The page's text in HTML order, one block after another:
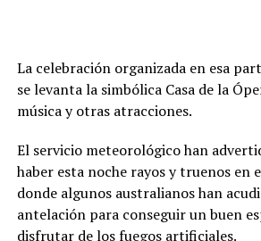
La celebración organizada en esa
se levanta la simbólica Casa de la
música y otras atracciones.
El servicio meteorológico han
haber esta noche rayos y truenos en
donde algunos australianos han
antelación para conseguir un buen
disfrutar de los fuegos artificiales.